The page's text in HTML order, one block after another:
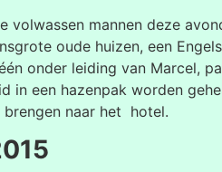
volwassen mannen deze
oude huizen, een
onder leiding van Marcel,
in een hazenpak worden
naar het hotel.